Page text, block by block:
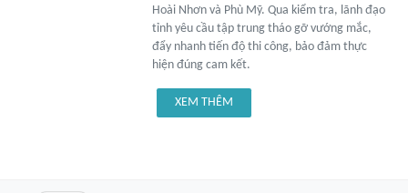
Hoài Nhơn và Phù Mỹ. Qua kiểm tra, lãnh đạo
tỉnh yêu cầu tập trung tháo gỡ vướng mắc,
đẩy nhanh tiến độ thi công, bảo đảm thực
hiện đúng cam kết.
XEM THÊM